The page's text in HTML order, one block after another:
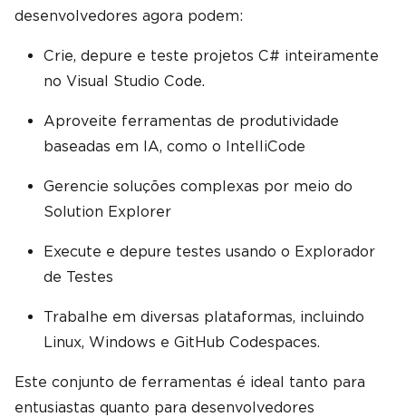
desenvolvedores agora podem:
Crie, depure e teste projetos C# inteiramente
no Visual Studio Code.
Aproveite ferramentas de produtividade
baseadas em IA, como o IntelliCode
Gerencie soluções complexas por meio do
Solution Explorer
Execute e depure testes usando o Explorador
de Testes
Trabalhe em diversas plataformas, incluindo
Linux, Windows e GitHub Codespaces.
Este conjunto de ferramentas é ideal tanto para
entusiastas quanto para desenvolvedores